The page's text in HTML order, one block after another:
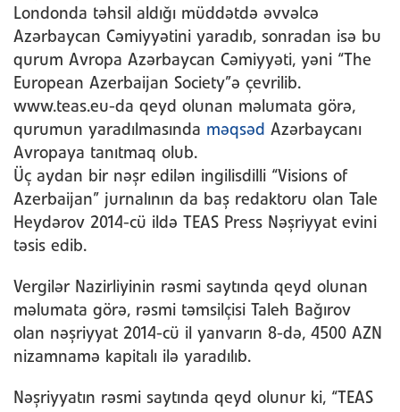
Londonda təhsil aldığı müddətdə əvvəlcə
Azərbaycan Cəmiyyətini yaradıb, sonradan isə bu
qurum Avropa Azərbaycan Cəmiyyəti, yəni “The
European Azerbaijan Society”ə çevrilib.
www.teas.eu-da qeyd olunan məlumata görə,
qurumun yaradılmasında məqsəd Azərbaycanı
Avropaya tanıtmaq olub.
Üç aydan bir nəşr edilən ingilisdilli “Visions of
Azerbaijan” jurnalının da baş redaktoru olan Tale
Heydərov 2014-cü ildə TEAS Press Nəşriyyat evini
təsis edib.
Vergilər Nazirliyinin rəsmi saytında qeyd olunan
məlumata görə, rəsmi təmsilçisi Taleh Bağırov
olan nəşriyyat 2014-cü il yanvarın 8-də, 4500 AZN
nizamnamə kapitalı ilə yaradılıb.
Nəşriyyatın rəsmi saytında qeyd olunur ki, “TEAS